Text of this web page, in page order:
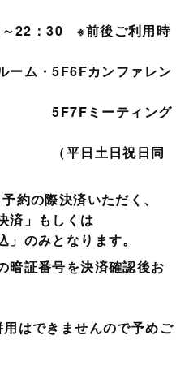
22：30 ※前後ご利用時
ム・5F6Fカンファレン
ティング
祝日同
約の際決済いただく、
済」もしくは
となります。
証番号を決済確認後お
はできませんので予めご